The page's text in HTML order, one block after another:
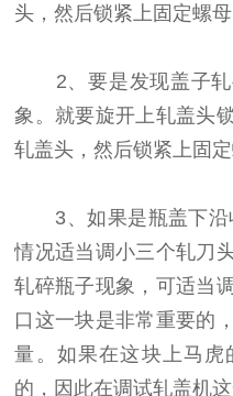
头，然后锁紧上固定螺母
2、要是发现盖子轧
象。就要旋开上轧盖头
轧盖头，然后锁紧上固定
3、如果是瓶盖下沿
情况适当调小三个轧刀
轧碎瓶子现象，可适当
口这一块是非常重要的
量。如果在这块上马
的，因此在调试轧盖机